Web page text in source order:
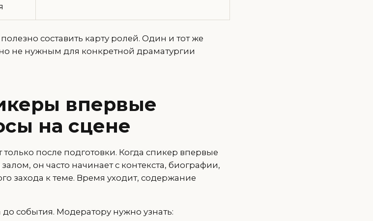
составить карту ролей. Один и тот же
не нужным для конкретной драматургии
впервые
на сцене
после подготовки. Когда спикер впервые
он часто начинает с контекста, биографии,
захода к теме. Время уходит, содержание
события. Модератору нужно узнать: